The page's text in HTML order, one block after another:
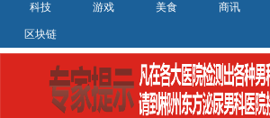
科技 游戏 美食 商讯
区块链